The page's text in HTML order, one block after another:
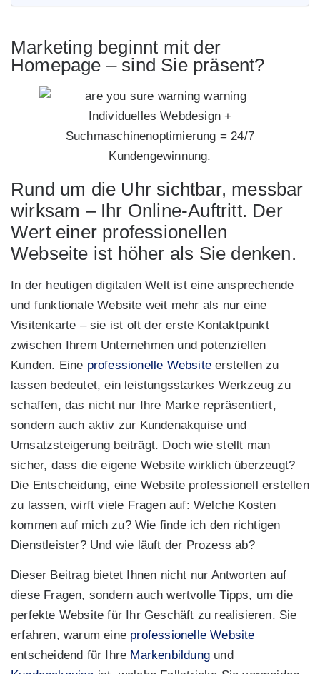
Marketing beginnt mit der
Homepage – sind Sie präsent?
Individuelles Webdesign +
Suchmaschinenoptimierung = 24/7
Kundengewinnung.
Rund um die Uhr sichtbar, messbar
wirksam – Ihr Online-Auftritt. Der
Wert einer professionellen
Webseite ist höher als Sie denken.
In der heutigen digitalen Welt ist eine ansprechende
und funktionale Website weit mehr als nur eine
Visitenkarte – sie ist oft der erste Kontaktpunkt
zwischen Ihrem Unternehmen und potenziellen
Kunden. Eine professionelle Website erstellen zu
lassen bedeutet, ein leistungsstarkes Werkzeug zu
schaffen, das nicht nur Ihre Marke repräsentiert,
sondern auch aktiv zur Kundenakquise und
Umsatzsteigerung beiträgt. Doch wie stellt man
sicher, dass die eigene Website wirklich überzeugt?
Die Entscheidung, eine Website professionell erstellen
zu lassen, wirft viele Fragen auf: Welche Kosten
kommen auf mich zu? Wie finde ich den richtigen
Dienstleister? Und wie läuft der Prozess ab?
Dieser Beitrag bietet Ihnen nicht nur Antworten auf
diese Fragen, sondern auch wertvolle Tipps, um die
perfekte Website für Ihr Geschäft zu realisieren. Sie
erfahren, warum eine professionelle Website
entscheidend für Ihre Markenbildung und